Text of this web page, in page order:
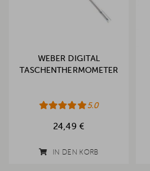
WEBER DIGITAL
TASCHENTHERMOMETER
5.0
24,49 €
IN DEN KORB